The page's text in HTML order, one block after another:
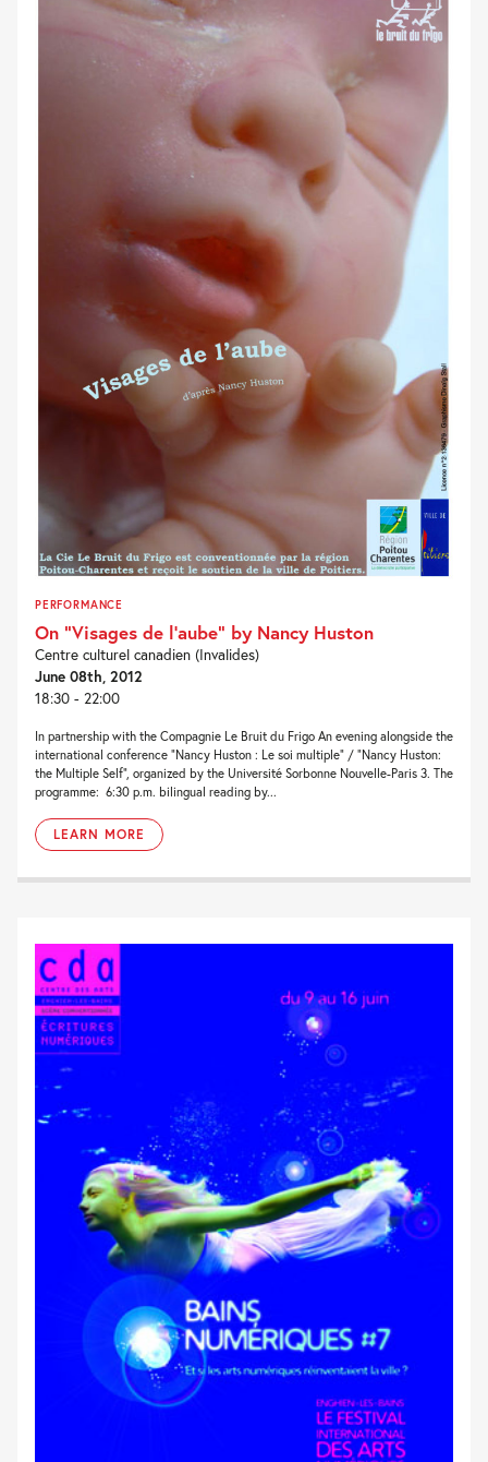
PERFORMANCE
On “Visages de l’aube” by Nancy Huston
Centre culturel canadien (Invalides)
June 08th, 2012
18:30 - 22:00
In partnership with the Compagnie Le Bruit du Frigo An evening alongside the
international conference “Nancy Huston : Le soi multiple” / “Nancy Huston:
the Multiple Self”, organized by the Université Sorbonne Nouvelle-Paris 3. The
programme: 6:30 p.m. bilingual reading by...
LEARN MORE